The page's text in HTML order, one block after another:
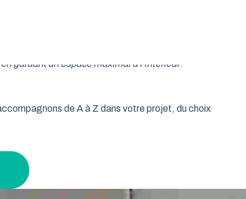
gardant un espace maximal à l’intérieur.
de A à Z dans votre projet, du choix